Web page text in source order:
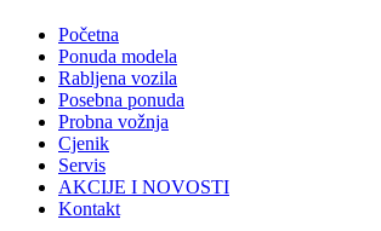
Početna
Ponuda modela
Rabljena vozila
Posebna ponuda
Probna vožnja
Cjenik
Servis
AKCIJE I NOVOSTI
Kontakt